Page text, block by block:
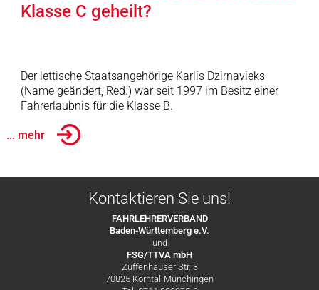
Klasse C geheilt?
Der lettische Staatsangehörige Karlis Dzirnavieks
(Name geändert, Red.) war seit 1997 im Besitz einer
Fahrerlaubnis für die Klasse B.
... mehr
Kontaktieren Sie uns!
FAHRLEHRERVERBAND
Baden-Württemberg e.V.
und
FSG/TTVA mbH
Zuffenhauser Str. 3
70825 Korntal-Münchingen